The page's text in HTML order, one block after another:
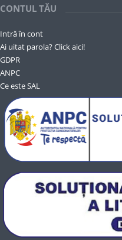
CONTUL TĂU
Intră în cont
Ai uitat parola? Click aici!
GDPR
ANPC
Ce este SAL